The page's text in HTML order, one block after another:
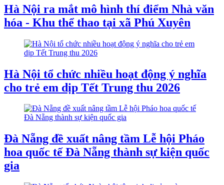
Hà Nội ra mắt mô hình thí điểm Nhà văn
hóa - Khu thể thao tại xã Phú Xuyên
Hà Nội tổ chức nhiều hoạt động ý nghĩa
cho trẻ em dịp Tết Trung thu 2026
Đà Nẵng đề xuất nâng tầm Lễ hội Pháo
hoa quốc tế Đà Nẵng thành sự kiện quốc
gia